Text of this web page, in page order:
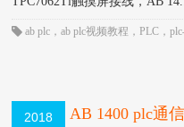
ab plc ，ab plc视频教程 ，PLC ，
2018
AB 1400 plc通